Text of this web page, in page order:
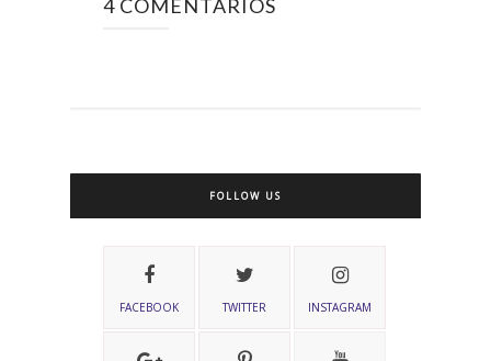
4 COMENTARIOS
FOLLOW US
FACEBOOK TWITTER INSTAGRAM